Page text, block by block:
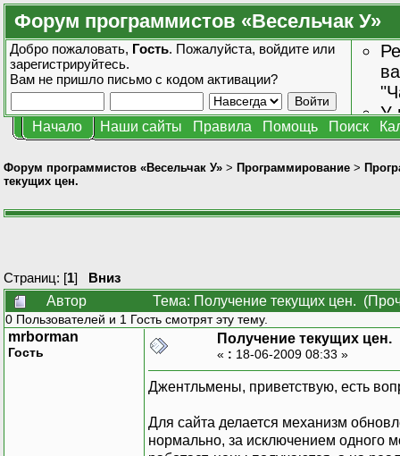
Форум программистов «Весельчак У»
Добро пожаловать, Гость. Пожалуйста, войдите или
зарегистрируйтесь.
Вам не пришло письмо с кодом активации?
У
Начало Наши сайты Правила Помощь Поиск
Форум программистов «Весельчак У» > Программирование >
текущих цен.
Страниц: [1] Вниз
Автор
Тема: Получение текущих цен.
0 Пользователей и 1 Гость смотрят эту тему.
mrborman
Гость
Получение текущих цен.
« : 18-06-2009 08:33 »
Джентльмены, приветствую, есть
Для сайта делается механизм
нормально, за исключением одного